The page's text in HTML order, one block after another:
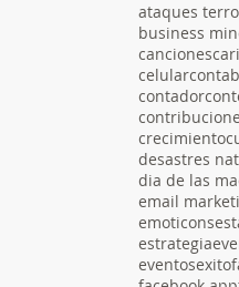
ataques
business
canciones
celular
contador
crecimiento
desastres
dia de las
email
emoticons
estrategia
eventosexito